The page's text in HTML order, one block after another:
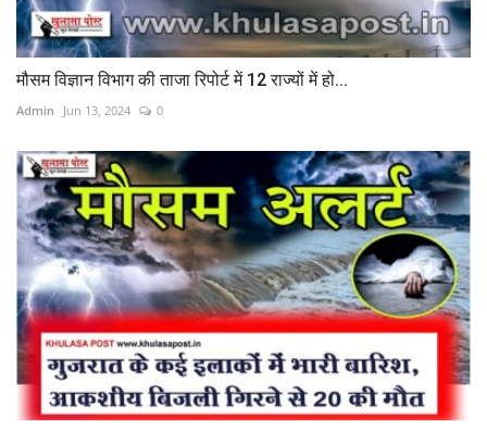
मौसम विज्ञान विभाग की ताजा रिपोर्ट में 12 राज्यों में हो...
Admin Jun 13, 2024 0